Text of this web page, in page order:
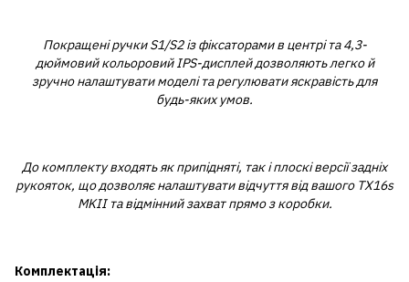
Покращені ручки S1/S2 із фіксаторами в центрі та 4,3-
дюймовий кольоровий IPS-дисплей дозволяють легко й
зручно налаштувати моделі та регулювати яскравість для
будь-яких умов.
До комплекту входять як припідняті, так і плоскі версії задніх
рукояток, що дозволяє налаштувати відчуття від вашого TX16s
MKII та відмінний захват прямо з коробки.
Комплектація: